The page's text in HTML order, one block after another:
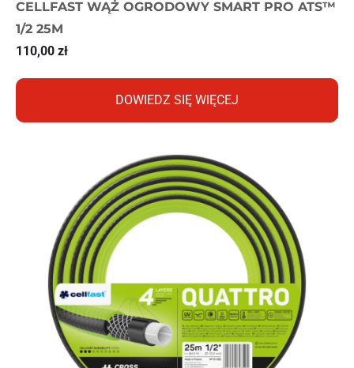
CELLFAST WĄŻ OGRODOWY SMART PRO ATS™
1/2 25M
110,00 zł
DOWIEDZ SIĘ WIĘCEJ